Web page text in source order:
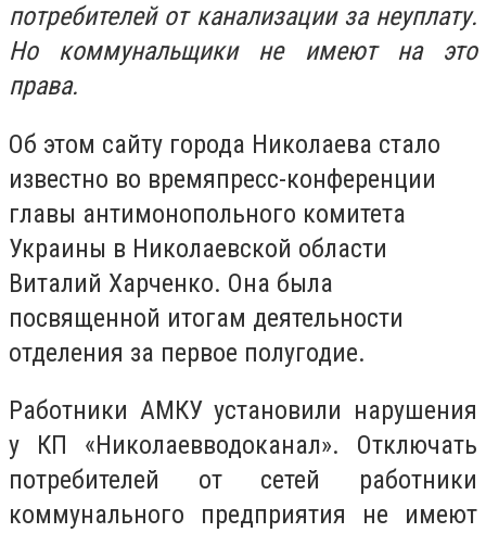
потребителей от канализации за неуплату.
Но коммунальщики не имеют на это
права.
Об этом сайту города Николаева стало
известно во времяпресс-конференции
главы антимонопольного комитета
Украины в Николаевской области
Виталий Харченко. Она была
посвященной итогам деятельности
отделения за первое полугодие.
Работники АМКУ установили нарушения
у КП «Николаевводоканал». Отключать
потребителей от сетей работники
коммунального предприятия не имеют